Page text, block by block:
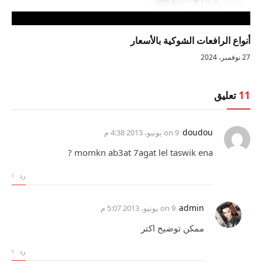
أنواع الرافعات الشوكية بالأسعار
27 نوفمبر، 2024
11 تعليق
doudou 9 يونيو، 2013 4:38 م
momkn ab3at 7agat lel taswik ena ?
رد
admin 9 يونيو، 2013 5:07 م
ممكن توضيح اكتر
رد